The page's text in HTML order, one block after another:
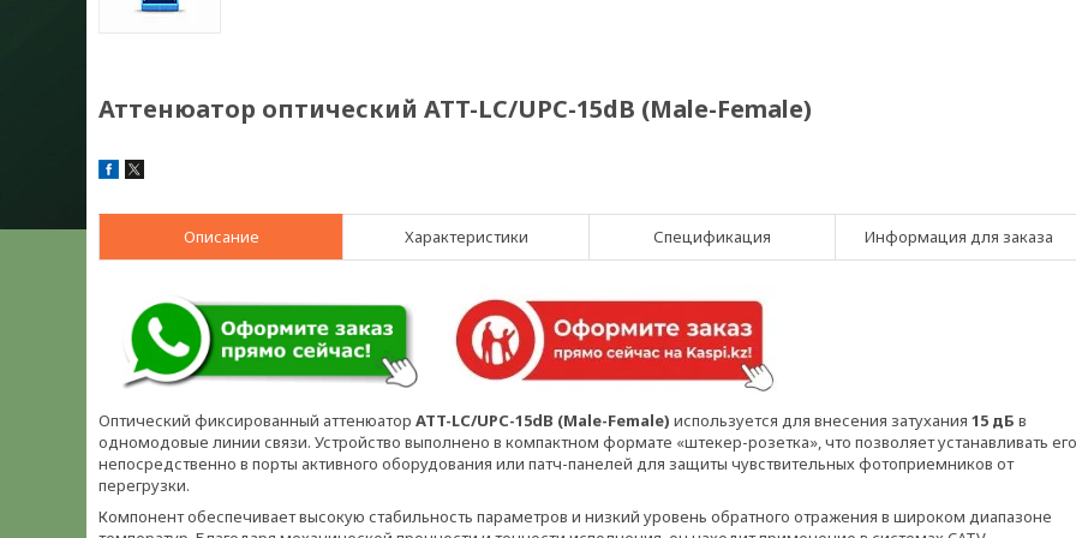
Аттенюатор оптический ATT-LC/UPC-15dB (Male-Female)
Описание Характеристики Спецификация Информация для заказа
Оптический фиксированный аттенюатор ATT-LC/UPC-15dB (Male-Female) используется для внесения затухания 15 дБ в
одномодовые линии связи. Устройство выполнено в компактном формате «штекер-розетка», что позволяет устанавливать его
непосредственно в порты активного оборудования или патч-панелей для защиты чувствительных фотоприемников от
перегрузки.
Компонент обеспечивает высокую стабильность параметров и низкий уровень обратного отражения в широком диапазоне